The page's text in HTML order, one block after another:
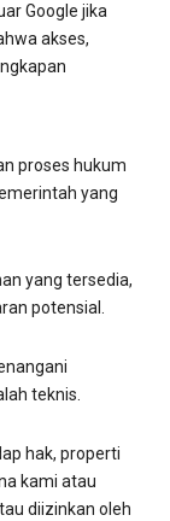
Google jika
akses,
proses hukum
yang
yang tersedia,
potensial.
teknis.
hak, properti
kami atau
diizinkan oleh